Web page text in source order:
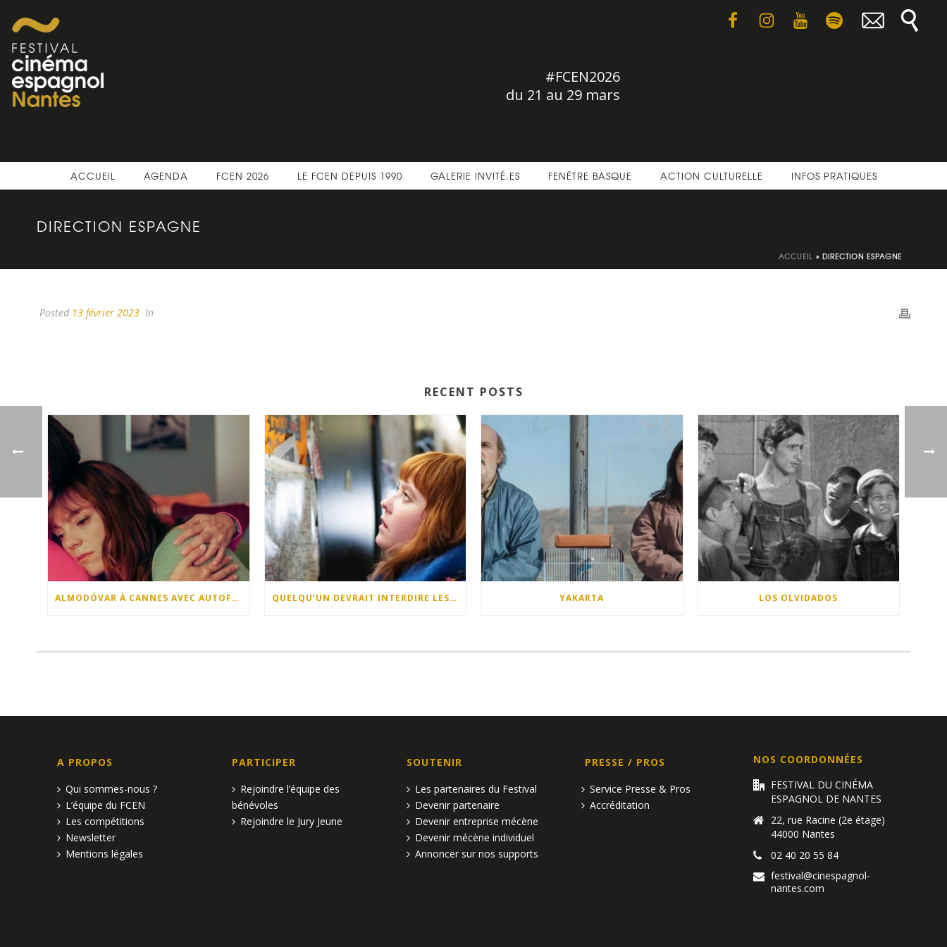
#FCEN2026
du 21 au 29 mars
ACCUEIL AGENDA FCEN 2026 LE FCEN DEPUIS 1990 GALERIE INVITÉ.ES FENÊTRE BASQUE ACTION CULTURELLE INFOS PRATIQUES
DIRECTION ESPAGNE
ACCUEIL » DIRECTION ESPAGNE
Posted 13 février 2023 In
RECENT POSTS
ALMODÓVAR À CANNES AVEC AUTOFICTION ! QUELQU’UN DEVRAIT INTERDIRE LES DIMANCHES APRÈS-MIDI YAKARTA LOS OLVIDADOS
A PROPOS
Qui sommes-nous ?
L’équipe du FCEN
Les compétitions
Newsletter
Mentions légales
PARTICIPER
Rejoindre l’équipe des
bénévoles
Rejoindre le Jury Jeune
SOUTENIR
Les partenaires du Festival
Devenir partenaire
Devenir entreprise mécène
Devenir mécène individuel
Annoncer sur nos supports
PRESSE / PROS
Service Presse & Pros
Accréditation
NOS COORDONNÉES
FESTIVAL DU CINÉMA
ESPAGNOL DE NANTES
22, rue Racine (2e étage)
44000 Nantes
02 40 20 55 84
festival@cinespagnol-
nantes.com